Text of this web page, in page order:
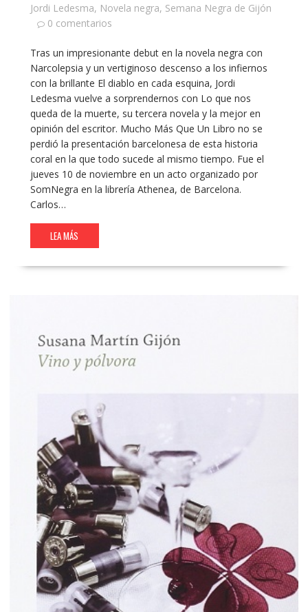
Jordi Ledesma, Novela negra, Semana Negra de Gijón
0 comentarios
Tras un impresionante debut en la novela negra con
Narcolepsia y un vertiginoso descenso a los infiernos
con la brillante El diablo en cada esquina, Jordi
Ledesma vuelve a sorprendernos con Lo que nos
queda de la muerte, su tercera novela y la mejor en
opinión del escritor. Mucho Más Que Un Libro no se
perdió la presentación barcelonesa de esta historia
coral en la que todo sucede al mismo tiempo. Fue el
jueves 10 de noviembre en un acto organizado por
SomNegra en la librería Athenea, de Barcelona.
Carlos…
LEA MÁS